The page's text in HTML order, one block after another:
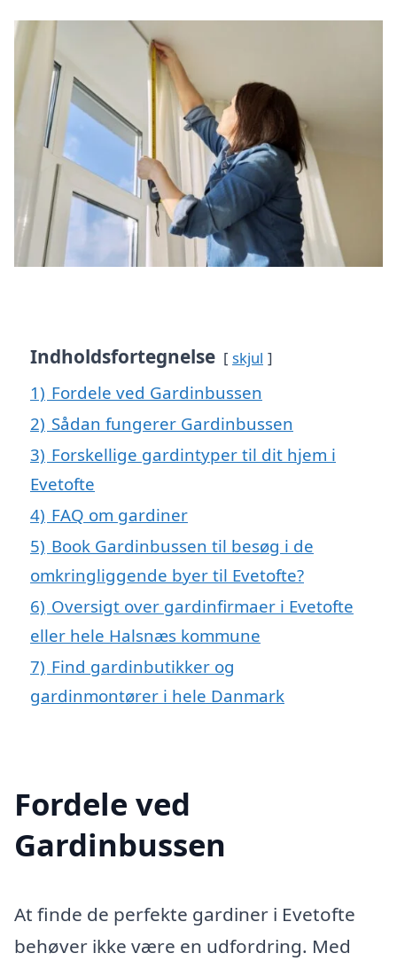
Indholdsfortegnelse skjul
1) Fordele ved Gardinbussen
2) Sådan fungerer Gardinbussen
3) Forskellige gardintyper til dit hjem i
Evetofte
4) FAQ om gardiner
5) Book Gardinbussen til besøg i de
omkringliggende byer til Evetofte?
6) Oversigt over gardinfirmaer i Evetofte
eller hele Halsnæs kommune
7) Find gardinbutikker og
gardinmontører i hele Danmark
Fordele ved
Gardinbussen
At finde de perfekte gardiner i Evetofte
behøver ikke være en udfordring. Med